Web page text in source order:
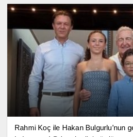
Rahmi Koç ile Hakan Bulgurlu’nun